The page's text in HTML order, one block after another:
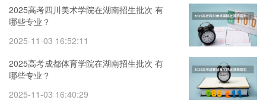
2025高考四川美术学院在湖南招生批次 有
哪些专业？
2025-11-03 16:52:11
2025高考成都体育学院在湖南招生批次 有
哪些专业？
2025-11-03 16:40:29